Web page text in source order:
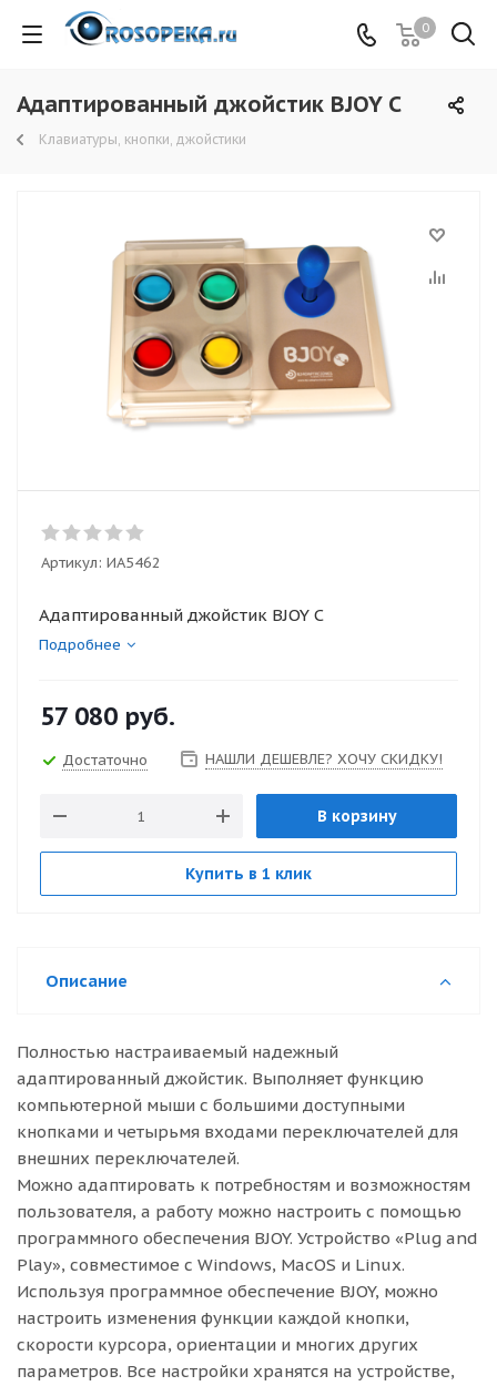
0
Адаптированный джойстик BJOY C
Клавиатуры, кнопки, джойстики
Артикул: ИА5462
Адаптированный джойстик BJOY C
Подробнее
57 080 руб.
Достаточно НАШЛИ ДЕШЕВЛЕ? ХОЧУ СКИДКУ!
В корзину
Купить в 1 клик
Описание
Полностью настраиваемый надежный
адаптированный джойстик. Выполняет функцию
компьютерной мыши с большими доступными
кнопками и четырьмя входами переключателей для
внешних переключателей.
Можно адаптировать к потребностям и возможностям
пользователя, а работу можно настроить с помощью
программного обеспечения BJOY. Устройство «Plug and
Play», совместимое с Windows, MacOS и Linux.
Используя программное обеспечение BJOY, можно
настроить изменения функции каждой кнопки,
скорости курсора, ориентации и многих других
параметров. Все настройки хранятся на устройстве,